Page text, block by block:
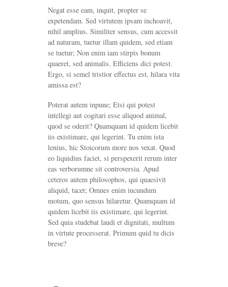
Negat esse eam, inquit, propter se
expetendam. Sed virtutem ipsam inchoavit,
nihil amplius. Similiter sensus, cum accessit
ad naturam, tuetur illam quidem, sed etiam
se tuetur; Non enim iam stirpis bonum
quaeret, sed animalis. Efficiens dici potest.
Ergo, si semel tristior effectus est, hilara vita
amissa est?
Poterat autem inpune; Etsi qui potest
intellegi aut cogitari esse aliquod animal,
quod se oderit? Quamquam id quidem licebit
iis existimare, qui legerint. Tu enim ista
lenius, hic Stoicorum more nos vexat. Quod
eo liquidius faciet, si perspexerit rerum inter
eas verborumne sit controversia. Apud
ceteros autem philosophos, qui quaesivit
aliquid, tacet; Omnes enim iucundum
motum, quo sensus hilaretur. Quamquam id
quidem licebit iis existimare, qui legerint.
Sed quia studebat laudi et dignitati, multum
in virtute processerat. Primum quid tu dicis
breve?